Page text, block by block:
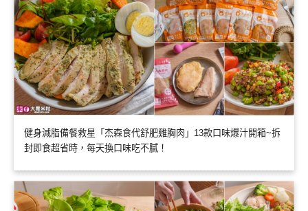
健身減脂備餐救星「杰森食代舒肥雞胸肉」13款口味爆汁開箱~拆
封即食超省時，每天換口味吃不膩！